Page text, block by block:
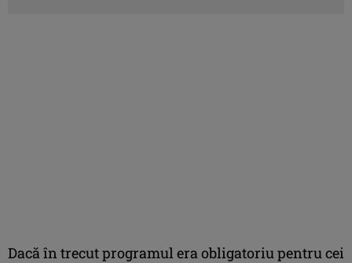
Dacă în trecut programul era obligatoriu pentru cei